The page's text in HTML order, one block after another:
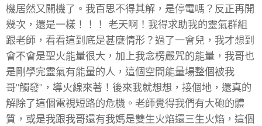
機居然又關機了。我百思不得其解，是停電嗎？反正再開
幾次，還是一樣！！！ 老天啊！我得求助我的靈氣群組
跟老師，看看這到底是甚麼情形？過了一會兒，我才想到
會不會是聖火能量很大，加上我念楞嚴咒的能量，我哥也
是剛學完靈氣有能量的人，這個空間能量場整個被我
哥"觸發"，導火線來著！後來我就想想，接個地，還真的
解除了這個電視短路的危機。老師覺得我們有大砲的體
質，或是我跟我哥還有我媽是雙生火焰還三生火焰，這個